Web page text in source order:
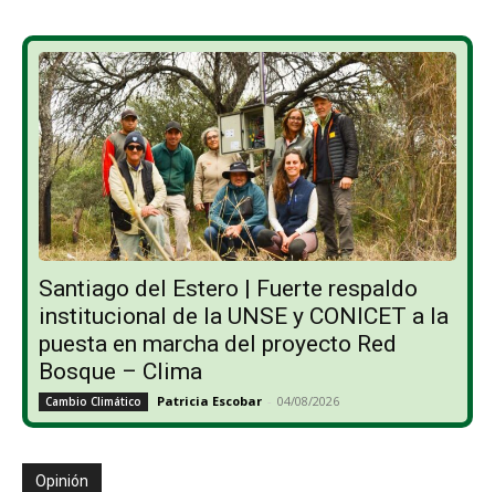
Santiago del Estero | Fuerte respaldo
institucional de la UNSE y CONICET a la
puesta en marcha del proyecto Red
Bosque – Clima
Cambio Climático Patricia Escobar - 04/08/2026
Opinión